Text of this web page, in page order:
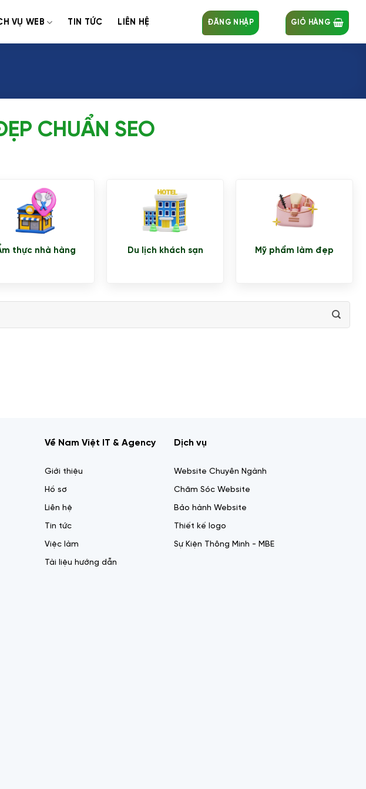
VỤ WEB TIN TỨC LIÊN HỆ ĐĂNG NHẬP GIỎ HÀNG
CHUẨN SEO
thực nhà hàng Du lịch khách sạn Mỹ phẩm làm đẹp
Về Nam Việt IT & Agency
Giới thiệu
Hồ sơ
Liên hệ
Tin tức
Việc làm
Tài liệu hướng dẫn
Dịch vụ
Website Chuyên Ngành
Chăm Sóc Website
Bảo hành Website
Thiết kế logo
Sự Kiện Thông Minh - MBE